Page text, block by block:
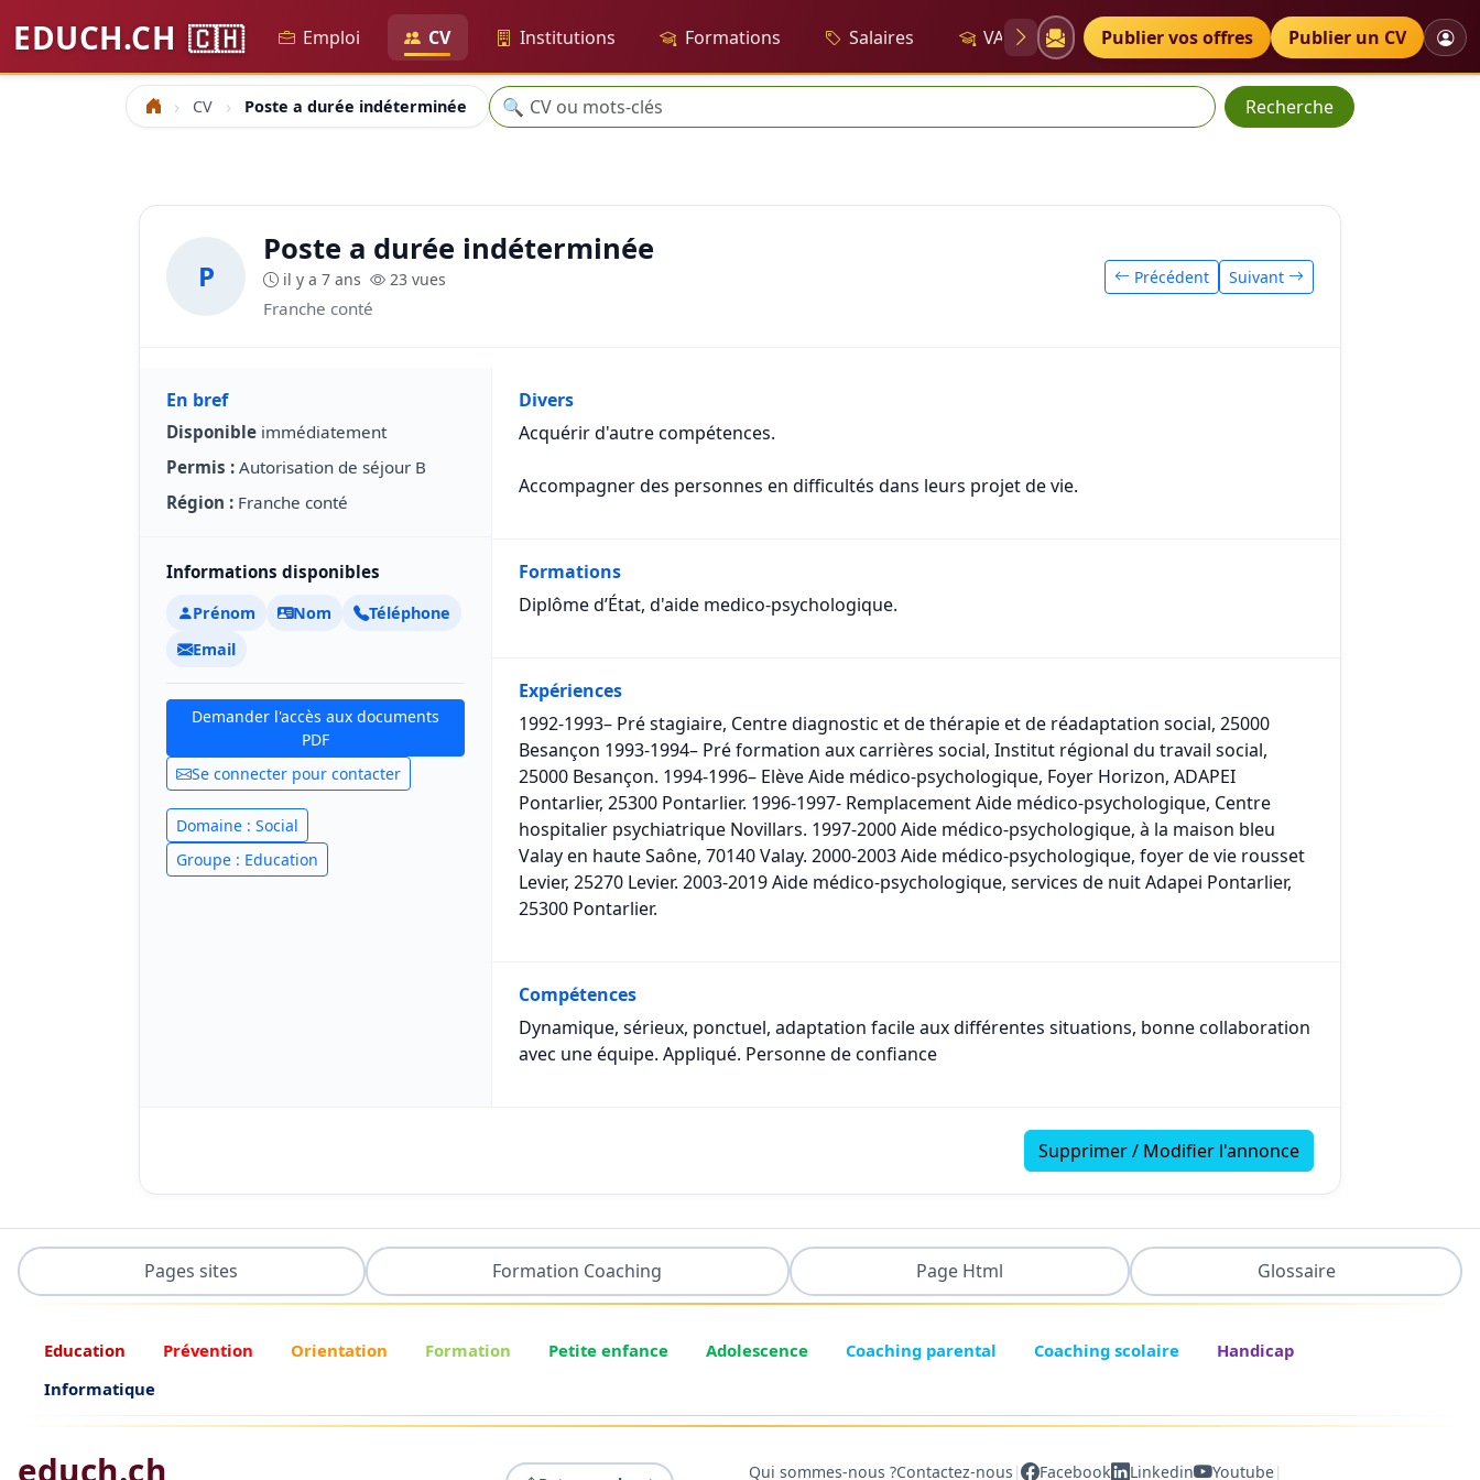
EDUCH.CH 🇨🇭 Emploi CV Institutions Formations Salaires VAE Diplômes Petites annonces
Publier vos offres Publier un CV
Accueil CV Poste a durée indéterminée Recherche
🔍 Recherche
P
Poste a durée indéterminée
il y a 7 ans 23 vues
Franche conté
Précédent Suivant
En bref
Disponible immédiatement
Permis : Autorisation de séjour B
Région : Franche conté
Informations disponibles
Prénom Nom
Téléphone
Email
Demander l'accès aux documents
PDF
Se connecter pour contacter
Domaine : Social
Groupe : Education
Divers
Acquérir d'autre compétences.
Accompagner des personnes en difficultés dans leurs projet de vie.
Formations
Diplôme d’État, d'aide medico-psychologique.
Expériences
1992-1993– Pré stagiaire, Centre diagnostic et de thérapie et de réadaptation social, 25000
Besançon 1993-1994– Pré formation aux carrières social, Institut régional du travail social,
25000 Besançon. 1994-1996– Elève Aide médico-psychologique, Foyer Horizon, ADAPEI
Pontarlier, 25300 Pontarlier. 1996-1997- Remplacement Aide médico-psychologique, Centre
hospitalier psychiatrique Novillars. 1997-2000 Aide médico-psychologique, à la maison bleu
Valay en haute Saône, 70140 Valay. 2000-2003 Aide médico-psychologique, foyer de vie rousset
Levier, 25270 Levier. 2003-2019 Aide médico-psychologique, services de nuit Adapei Pontarlier,
25300 Pontarlier.
Compétences
Dynamique, sérieux, ponctuel, adaptation facile aux différentes situations, bonne collaboration
avec une équipe. Appliqué. Personne de confiance
Supprimer / Modifier l'annonce
Pages sites Formation Coaching Page Html Glossaire
Education Prévention Orientation Formation Petite enfance Adolescence Coaching parental Coaching scolaire
Handicap
Informatique
educh.ch Qui sommes-nous ?Contactez-nous | Facebook Linkedin Youtube|